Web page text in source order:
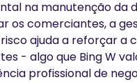
na manutenção da
os comerciantes, a
ajuda a reforçar a
- algo que Bing W
profissional de